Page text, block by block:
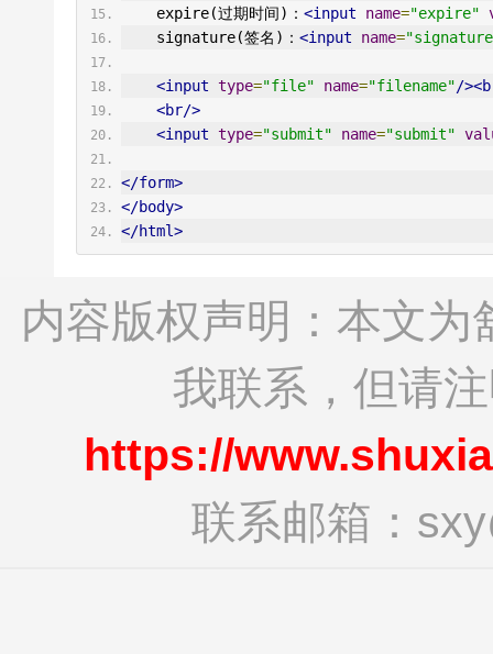
    expire(过期时间)：
<input name="expire"
    signature(签名)：
<input name=
<input type="file" name="filename"/
<br/>
<input type="submit" name="submit"
</form>
</body>
</html>
内容版权声明：本文
我联系，但请
https://
联系邮箱：